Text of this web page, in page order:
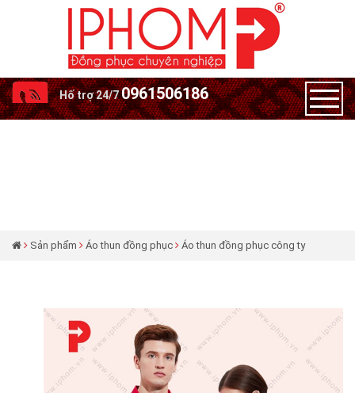
Hố trợ 24/70961506186
Sản phẩm Áo thun đồng phục Áo thun đồng phục công ty